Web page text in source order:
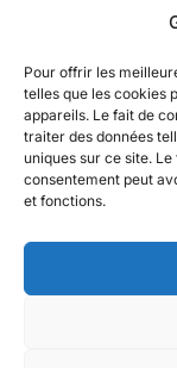
Pour offrir les
telles que les cookies
appareils. Le fait de
traiter des données
uniques sur ce site.
consentement peut
et fonctions.
Demande
©